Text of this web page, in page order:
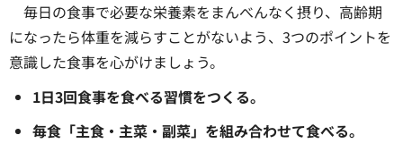
毎日の食事で必要な栄養素をまんべんなく摂り、高齢期
になったら体重を減らすことがないよう、3つのポイントを
意識した食事を心がけましょう。
1日3回食事を食べる習慣をつくる。
毎食「主食・主菜・副菜」を組み合わせて食べる。